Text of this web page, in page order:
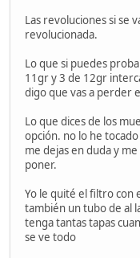
Las revoluciones si se
revolucionada.
Lo que si puedes
11gr y 3 de 12gr
digo que vas a perder
Lo que dices de los
opción. no lo he
me dejas en duda y
poner.
Yo le quité el filtro con
también un tubo de al
tenga tantas tapas
se ve todo